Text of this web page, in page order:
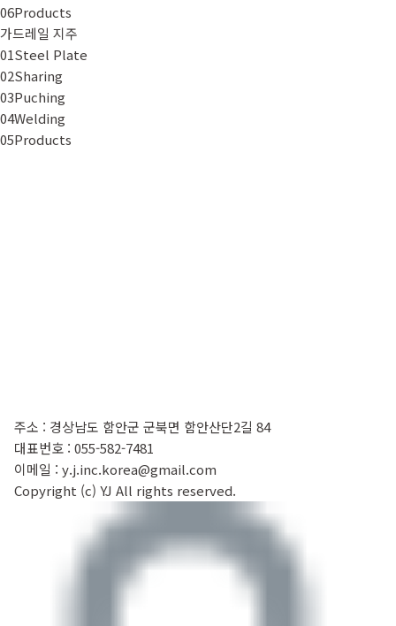
06Products
가드레일 지주
01Steel Plate
02Sharing
03Puching
04Welding
05Products
주소 : 경상남도 함안군 군북면 함안산단2길 84
대표번호 : 055-582-7481
이메일 : y.j.inc.korea@gmail.com
Copyright (c) YJ All rights reserved.